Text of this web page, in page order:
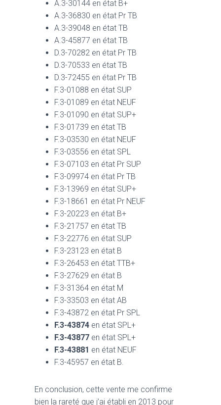
A.3-30144 en état B+
A.3-36830 en état Pr TB
A.3-39048 en état TB
A.3-45877 en état TB
D.3-70282 en état Pr TB
D.3-70533 en état TB
D.3-72455 en état Pr TB
F.3-01088 en état SUP
F.3-01089 en état NEUF
F.3-01090 en état SUP+
F.3-01739 en état TB
F.3-03530 en état NEUF
F.3-03556 en état SPL
F.3-07103 en état Pr SUP
F.3-09974 en état Pr TB
F.3-13969 en état SUP+
F.3-18661 en état Pr NEUF
F.3-20223 en état B+
F.3-21757 en état TB
F.3-22776 en état SUP
F.3-23123 en état B
F.3-26453 en état TTB+
F.3-27629 en état B
F.3-31364 en état M
F.3-33503 en état AB
F.3-43872 en état Pr SPL
F.3-43874 en état SPL+
F.3-43877 en état SPL+
F.3-43881 en état NEUF
F.3-45957 en état B.
En conclusion, cette vente me confirme
bien la rareté que j’ai établi en 2013 pour